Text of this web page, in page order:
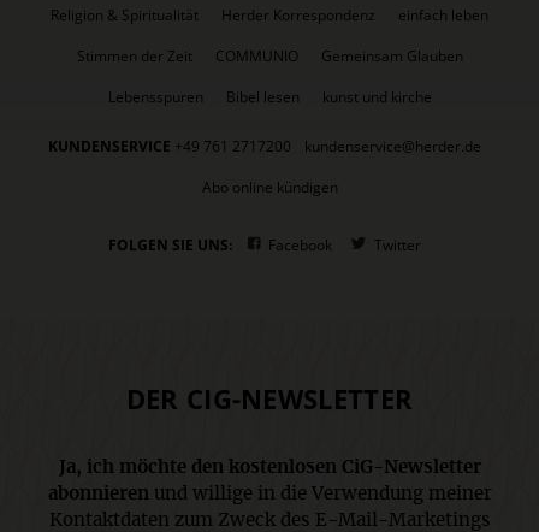
Religion & Spiritualität
Herder Korrespondenz
einfach leben
Stimmen der Zeit
COMMUNIO
Gemeinsam Glauben
Lebensspuren
Bibel lesen kunst und kirche
KUNDENSERVICE +49 761 2717200
kundenservice@herder.de
Abo online kündigen
FOLGEN SIE UNS: Facebook Twitter
DER CIG-NEWSLETTER
Ja, ich möchte den kostenlosen CiG-Newsletter
abonnierenund willige in die Verwendung meiner
Kontaktdaten zum Zweck des E-Mail-Marketings